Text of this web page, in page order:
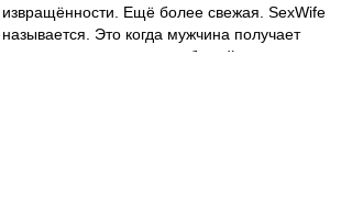
извращённости. Ещё более свежая. SexWife
называется. Это когда мужчина получает
удовольствие от секса любимой дамы с другим